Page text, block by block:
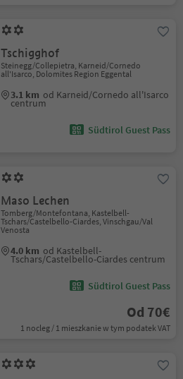
Tschigghof
Steinegg/Collepietra, Karneid/Cornedo
all'Isarco, Dolomites Region Eggental
3.1 km od Karneid/Cornedo all'Isarco
centrum
Südtirol Guest Pass
Maso Lechen
Tomberg/Montefontana, Kastelbell-
Tschars/Castelbello-Ciardes, Vinschgau/Val
Venosta
4.0 km od Kastelbell-
Tschars/Castelbello-Ciardes centrum
Südtirol Guest Pass
Od 70€
1 nocleg / 1 mieszkanie w tym podatek VAT